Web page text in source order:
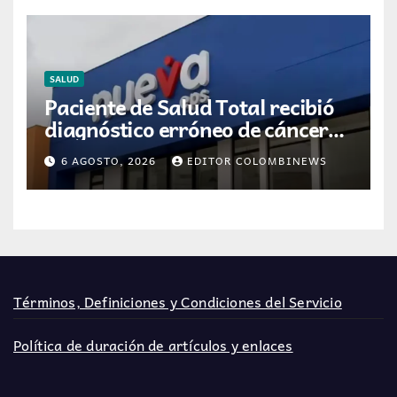
SALUD
Paciente de Salud Total recibió
diagnóstico erróneo de cáncer
por resultados de otra persona
6 AGOSTO, 2026 EDITOR COLOMBINEWS
Términos, Definiciones y Condiciones del Servicio
Política de duración de artículos y enlaces